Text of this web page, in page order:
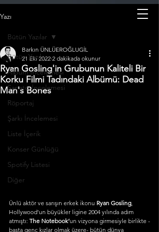
Yazı
Bütün Yazılar
Albüm İncelemesi
Sanatçı İncelemesi
Röportaj
Şarkı İncelemesi
Liste İçerik
Konser Günlüğü
Spotify Listesi
Diğer
Bütün Yazılar
Ryan Gosling'in Grubunun Kaliteli Bir
Korku Filmi Tadındaki Albümü: Dead
Man's Bones
Barkın ÜNLÜEROĞLUGİL
21 Eki 2022 2 dakikada okunur
Ünlü aktör ve sarışın erkek ikonu Ryan Gosling,
Hollywood’un büyükler ligine 2004 yılında adım
atmıştı: The Notebook’un vizyona girmesiyle birlikte -
başta genç kızlar olmak üzere- bütün dünya